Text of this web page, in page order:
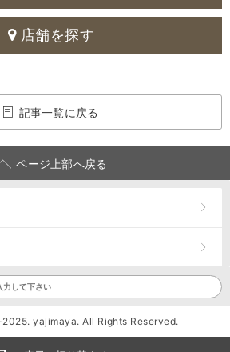
店舗を探す
記事一覧に戻る
ページ上部へ戻る
yajimaya. All Rights Reserved.